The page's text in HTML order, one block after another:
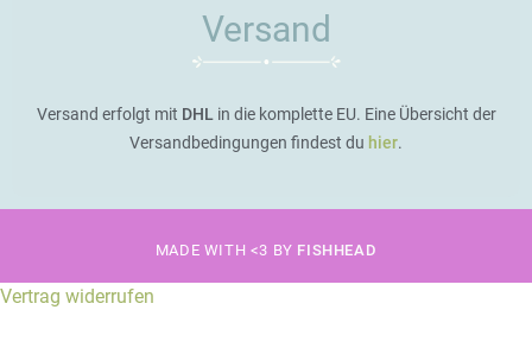
Versand
Versand erfolgt mit DHL in die komplette EU. Eine Übersicht der
Versandbedingungen findest du hier.
MADE WITH <3 BY FISHHEAD
Vertrag widerrufen